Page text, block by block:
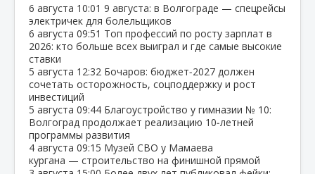
6 августа 10:01 9 августа: в Волгограде — спецрейсы
электричек для болельщиков
6 августа 09:51 Топ профессий по росту зарплат в
2026: кто больше всех выиграл и где самые высокие
ставки
5 августа 12:32 Бочаров: бюджет‑2027 должен
сочетать осторожность, соцподдержку и рост
инвестиций
5 августа 09:44 Благоустройство у гимназии № 10:
Волгоград продолжает реализацию 10‑летней
программы развития
4 августа 09:15 Музей СВО у Мамаева
кургана — строительство на финишной прямой